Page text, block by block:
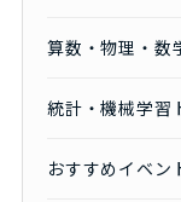
算数・物理・数
統計・機械学習
おすすめイベン